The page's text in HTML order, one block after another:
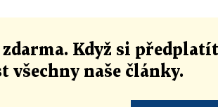
zdarma. Když si
všechny naše články.